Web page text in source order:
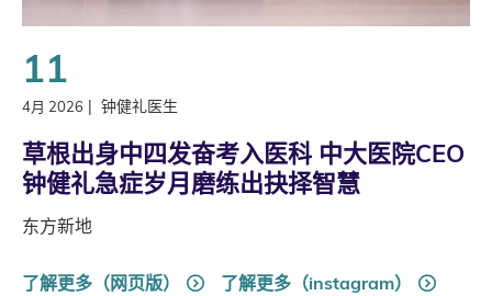
11
4月 2026 | 钟健礼医生
草根出身中四发奋考入医科 中大医院CEO
钟健礼急症岁月磨练出抉择智慧
东方新地
了解更多（网页版）
了解更多（instagram）